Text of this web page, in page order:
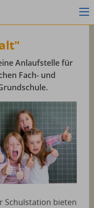
Anlaufstelle für
Fach- und
Schulstation bieten